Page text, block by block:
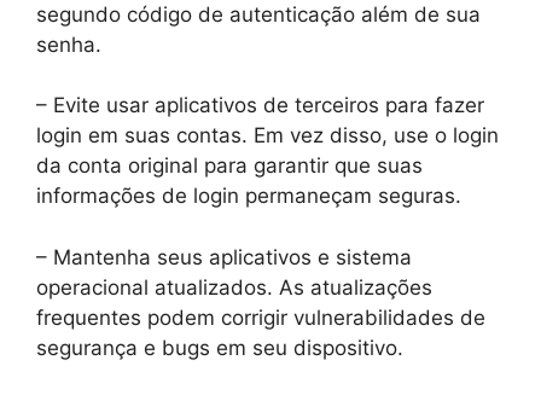
segundo código de autenticação além de sua
senha.
– Evite usar aplicativos de terceiros para fazer
login em suas contas. Em vez disso, use o login
da conta original para garantir que suas
informações de login permaneçam seguras.
– Mantenha seus aplicativos e sistema
operacional atualizados. As atualizações
frequentes podem corrigir vulnerabilidades de
segurança e bugs em seu dispositivo.